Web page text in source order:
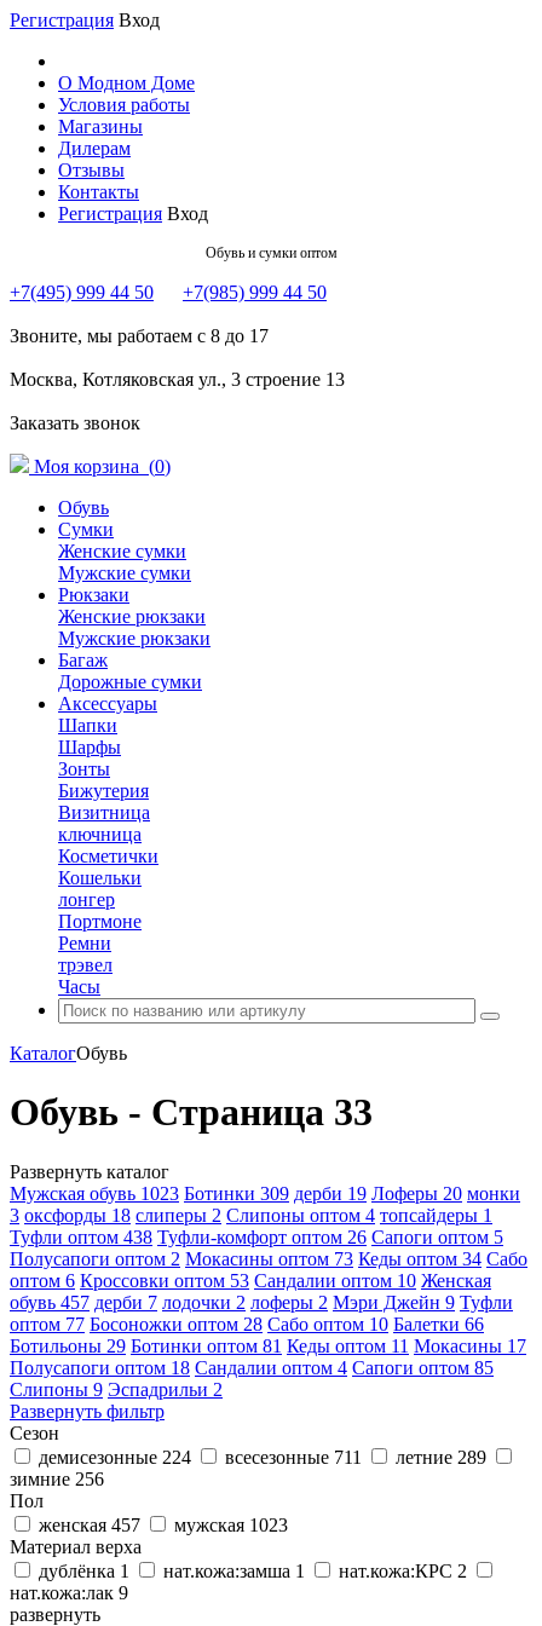
Регистрация Вход
О Модном Доме
Условия работы
Магазины
Дилерам
Отзывы
Контакты
Регистрация Вход
Обувь и сумки оптом
+7(495) 999 44 50 +7(985) 999 44 50
Звоните, мы работаем с 8 до 17
Москва, Котляковская ул., 3 строение 13
Заказать звонок
Моя корзина (0)
Обувь
Сумки
Женские сумки
Мужские сумки
Рюкзаки
Женские рюкзаки
Мужские рюкзаки
Багаж
Дорожные сумки
Аксессуары
Шапки
Шарфы
Зонты
Бижутерия
Визитница
ключница
Косметички
Кошельки
лонгер
Портмоне
Ремни
трэвел
Часы
КаталогОбувь
Обувь - Страница 33
Развернуть каталог
Мужская обувь 1023 Ботинки 309 дерби 19 Лоферы 20 монки
3 оксфорды 18 слиперы 2 Слипоны оптом 4 топсайдеры 1
Туфли оптом 438 Туфли-комфорт оптом 26 Сапоги оптом 5
Полусапоги оптом 2 Мокасины оптом 73 Кеды оптом 34 Сабо
оптом 6 Кроссовки оптом 53 Сандалии оптом 10 Женская
обувь 457 дерби 7 лодочки 2 лоферы 2 Мэри Джейн 9 Туфли
оптом 77 Босоножки оптом 28 Сабо оптом 10 Балетки 66
Ботильоны 29 Ботинки оптом 81 Кеды оптом 11 Мокасины 17
Полусапоги оптом 18 Сандалии оптом 4 Сапоги оптом 85
Слипоны 9 Эспадрильи 2
Развернуть фильтр
Сезон
демисезонные 224 всесезонные 711 летние 289
зимние 256
Пол
женская 457 мужская 1023
Материал верха
дублёнка 1 нат.кожа:замша 1 нат.кожа:КРС 2
нат.кожа:лак 9
развернуть